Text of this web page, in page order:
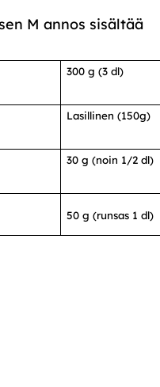
M annos sisältää
300 g (3 dl)
Lasillinen (150g)
30 g (noin 1/2 dl)
50 g (runsas 1 dl)